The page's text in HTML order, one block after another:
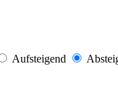
Aufsteigend